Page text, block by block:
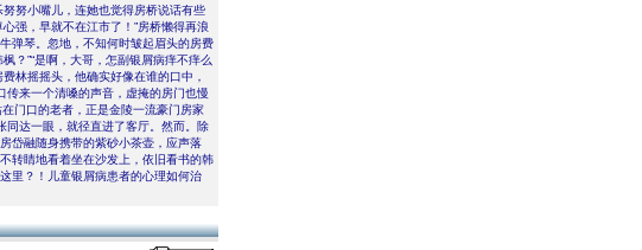
努小嘴儿，连她也觉得房桥说话有些
强，早就不在江市了！”房桥懒得再浪
弹琴。忽地，不知何时皱起眉头的房费
？”“是啊，大哥，怎副银屑病痒不痒么
林摇摇头，他确实好像在谁的口中，
传来一个清嗓的声音，虚掩的房门也慢
在门口的老者，正是金陵一流豪门房家
同达一眼，就径直进了客厅。然而。除
岱融随身携带的紫砂小茶壶，应声落
转睛地看着坐在沙发上，依旧看书的韩
里？！儿童银屑病患者的心理如何治